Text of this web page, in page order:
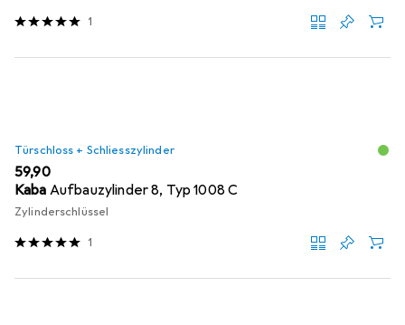
1
Türschloss + Schliesszylinder
EUR
59,90
Kaba Aufbauzylinder 8, Typ 1008 C
Zylinderschlüssel
1